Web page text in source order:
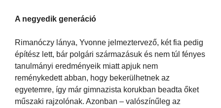
A negyedik generáció
Rimanóczy lánya, Yvonne jelmeztervező, két fia pedig
építész lett, bár polgári származásuk és nem túl fényes
tanulmányi eredményeik miatt apjuk nem
reménykedett abban, hogy bekerülhetnek az
egyetemre, így már gimnazista korukban beadta őket
műszaki rajzolónak. Azonban – valószínűleg az